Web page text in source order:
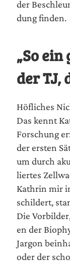
der
dung finden.
„So
der TJ,
Höf­li­ches
Das kennt
For­schung
der ers­ten
um durch
lier­tes
Kath­rin mir
schil­dert,
Die
en der
Jar­gon
oder der